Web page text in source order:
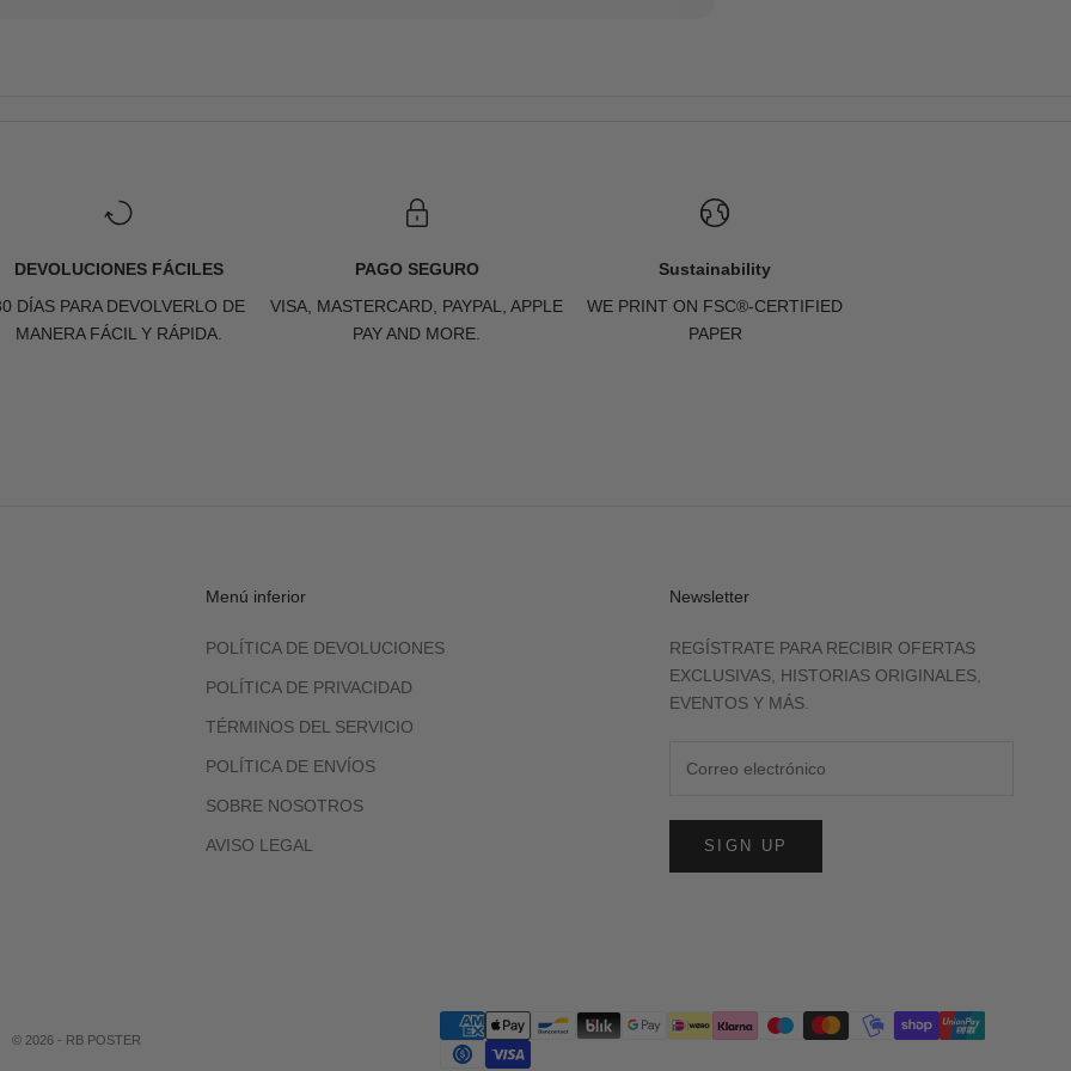
DEVOLUCIONES FÁCILES
DÍAS PARA DEVOLVERLO DE
MANERA FÁCIL Y RÁPIDA.
PAGO SEGURO
VISA, MASTERCARD, PAYPAL, APPLE
PAY AND MORE.
Sustainability
WE PRINT ON FSC®-CERTIFIED
PAPER
Menú inferior
POLÍTICA DE DEVOLUCIONES
POLÍTICA DE PRIVACIDAD
TÉRMINOS DEL SERVICIO
POLÍTICA DE ENVÍOS
SOBRE NOSOTROS
AVISO LEGAL
Newsletter
REGÍSTRATE PARA RECIBIR OFERTAS
EXCLUSIVAS, HISTORIAS ORIGINALES,
EVENTOS Y MÁS.
SIGN UP
© 2026 - RB POSTER